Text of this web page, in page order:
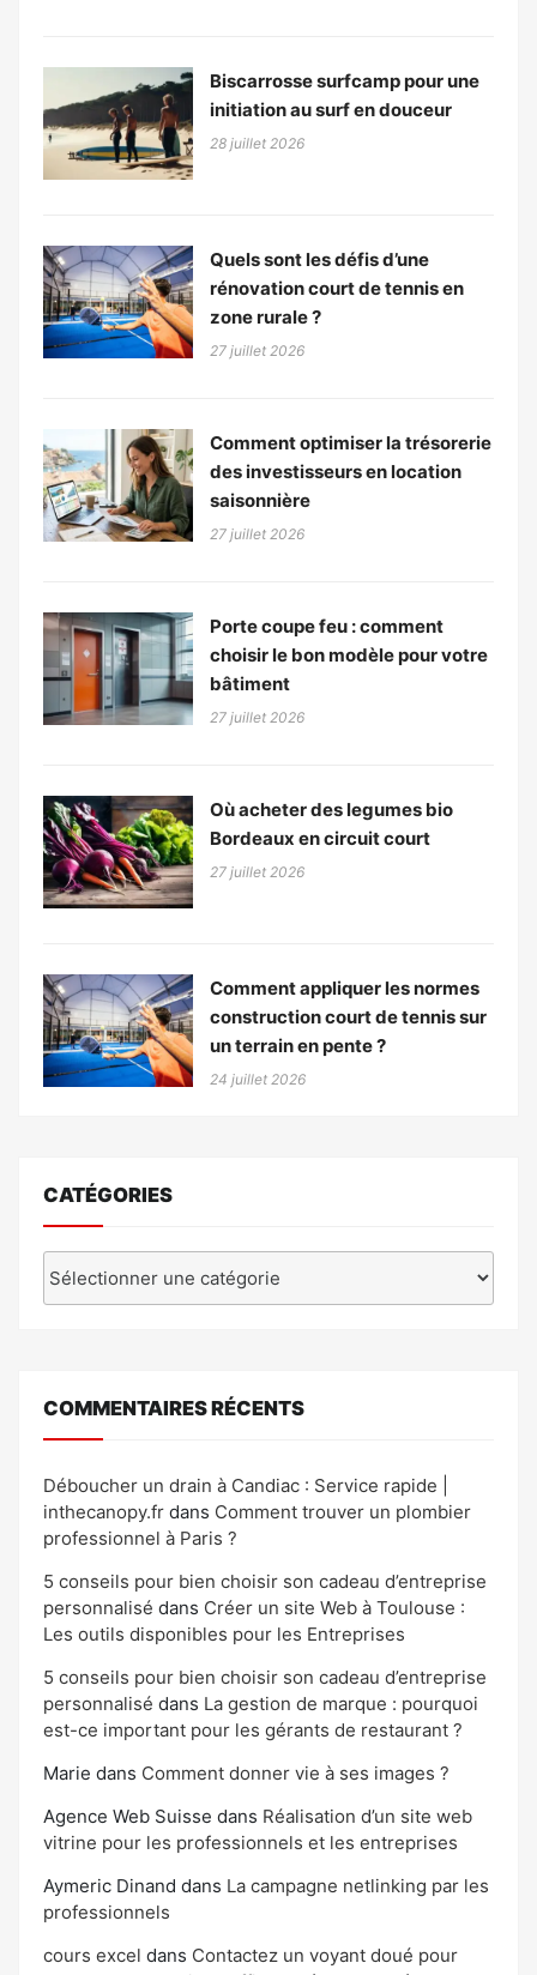
Biscarrosse surfcamp pour une
initiation au surf en douceur
28 juillet 2026
Quels sont les défis d’une
rénovation court de tennis en
zone rurale ?
27 juillet 2026
Comment optimiser la trésorerie
des investisseurs en location
saisonnière
27 juillet 2026
Porte coupe feu : comment
choisir le bon modèle pour votre
bâtiment
27 juillet 2026
Où acheter des legumes bio
Bordeaux en circuit court
27 juillet 2026
Comment appliquer les normes
construction court de tennis sur
un terrain en pente ?
24 juillet 2026
CATÉGORIES
COMMENTAIRES RÉCENTS
Déboucher un drain à Candiac : Service rapide |
inthecanopy.fr dans Comment trouver un plombier
professionnel à Paris ?
5 conseils pour bien choisir son cadeau d’entreprise
personnalisé dans Créer un site Web à Toulouse :
Les outils disponibles pour les Entreprises
5 conseils pour bien choisir son cadeau d’entreprise
personnalisé dans La gestion de marque : pourquoi
est-ce important pour les gérants de restaurant ?
Marie dans Comment donner vie à ses images ?
Agence Web Suisse dans Réalisation d’un site web
vitrine pour les professionnels et les entreprises
Aymeric Dinand dans La campagne netlinking par les
professionnels
cours excel dans Contactez un voyant doué pour